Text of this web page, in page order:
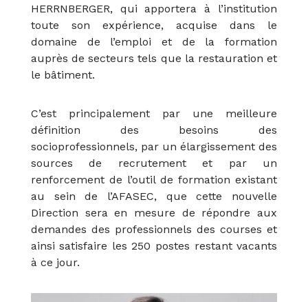
HERRNBERGER, qui apportera à l’institution
toute son expérience, acquise dans le
domaine de l’emploi et de la formation
auprès de secteurs tels que la restauration et
le bâtiment.
C’est principalement par une meilleure
définition des besoins des
socioprofessionnels, par un élargissement des
sources de recrutement et par un
renforcement de l’outil de formation existant
au sein de l’AFASEC, que cette nouvelle
Direction sera en mesure de répondre aux
demandes des professionnels des courses et
ainsi satisfaire les 250 postes restant vacants
à ce jour.